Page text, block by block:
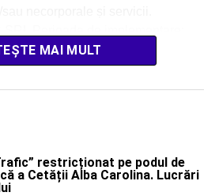
Valoarea totală a proiectului
cofinanțării UE […]
MAI MULT
restricționat pe podul de
a Cetății Alba Carolina. Lucrări